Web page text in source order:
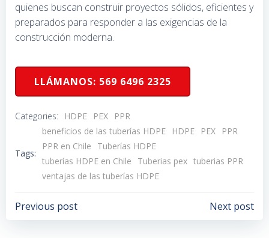
quienes buscan construir proyectos sólidos, eficientes y
preparados para responder a las exigencias de la
construcción moderna.
LLÁMANOS: 569 6496 2325
Categories: HDPE PEX PPR
Tags:
beneficios de las tuberías HDPE HDPE PEX
PPR
PPR en Chile
Tuberías HDPE
tuberías HDPE en Chile
Tuberias pex tuberias PPR
ventajas de las tuberías HDPE
Navegación
de
Previous post
Navegación
de
Next post